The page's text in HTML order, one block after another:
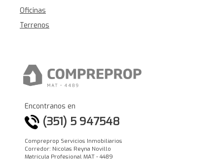
Oficinas
Terrenos
Encontranos en
(351) 5 947548
Compreprop Servicios Inmobiliarios
Corredor: Nicolas Reyna Novillo
Matrícula Profesional MAT - 4489